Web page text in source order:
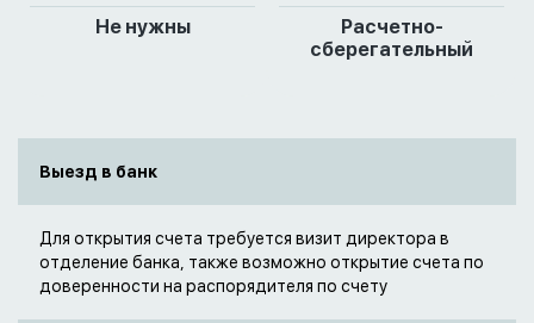
Не нужны
Расчетно-
сберегательный
Выезд в банк
Для открытия счета требуется визит директора в
отделение банка, также возможно открытие счета по
доверенности на распорядителя по счету